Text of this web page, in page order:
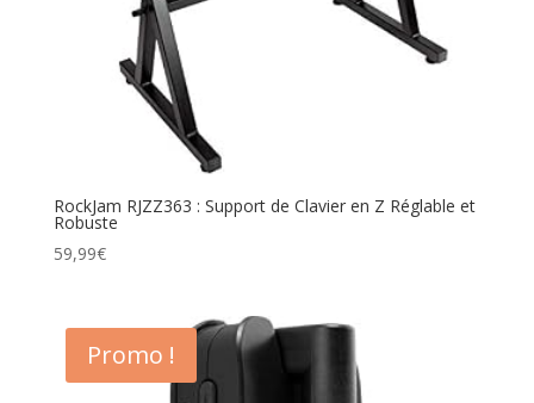
RockJam RJZZ363 : Support de Clavier en Z Réglable et
Robuste
59,99€
Promo !